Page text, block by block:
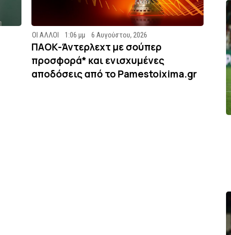
ΟΙ ΑΛΛΟΙ 1:06 μμ 6 Αυγούστου, 2026
ΠΑΟΚ-Άντερλεχτ με σούπερ
προσφορά* και ενισχυμένες
αποδόσεις από το Pamestoixima.gr